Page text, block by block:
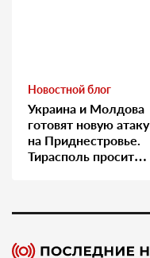
Новостной блог
Украина и Молдова
готовят новую атаку
на Приднестровье.
Тирасполь просит